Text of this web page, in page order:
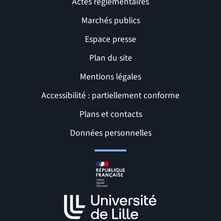
Liens et pages utiles
Marchés publics
Espace presse
Plan du site
Mentions légales
Accessibilité : partiellement conforme
Plans et contacts
Données personnelles